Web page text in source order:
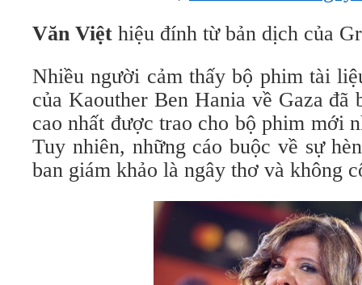
Văn Việt hiệu đính từ bản dịch của
Nhiều người cảm thấy bộ phim tài
của Kaouther Ben Hania về Gaza
cao nhất được trao cho bộ phim mới
Tuy nhiên, những cáo buộc về sự
ban giám khảo là ngây thơ và không